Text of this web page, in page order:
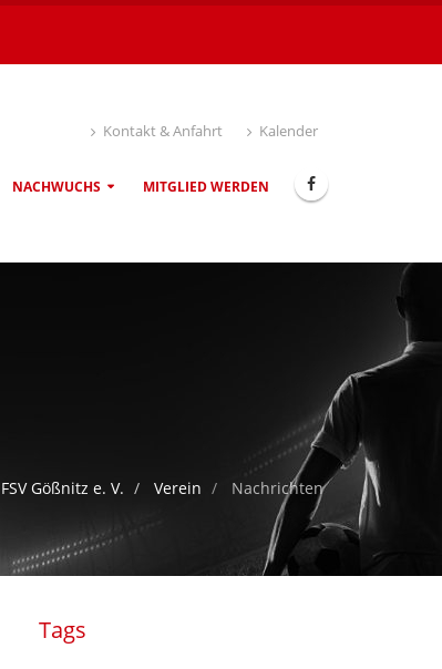
Kontakt & Anfahrt Kalender
NACHWUCHS MITGLIED WERDEN
FSV Gößnitz e. V. Verein Nachrichten
Tags